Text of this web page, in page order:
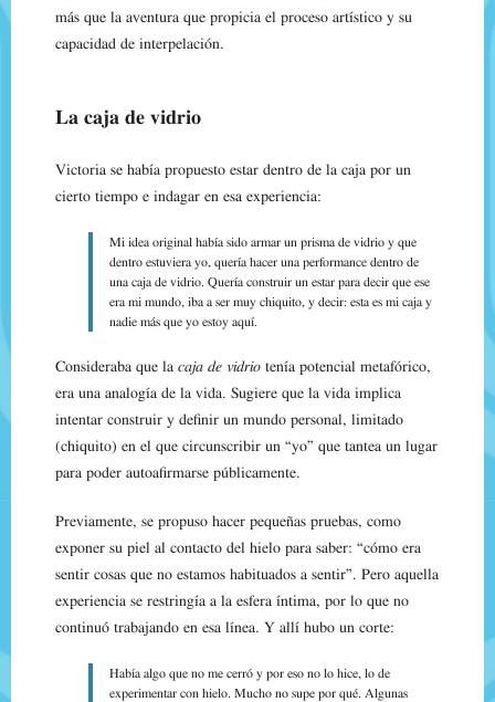
más que la aventura que propicia el proceso artístico y su
capacidad de interpelación.
La caja de vidrio
Victoria se había propuesto estar dentro de la caja por un
cierto tiempo e indagar en esa experiencia:
Mi idea original había sido armar un prisma de vidrio y que
dentro estuviera yo, quería hacer una performance dentro de
una caja de vidrio. Quería construir un estar para decir que ese
era mi mundo, iba a ser muy chiquito, y decir: esta es mi caja y
nadie más que yo estoy aquí.
Consideraba que la caja de vidriotenía potencial metafórico,
era una analogía de la vida. Sugiere que la vida implica
intentar construir y definir un mundo personal, limitado
(chiquito) en el que circunscribir un “yo” que tantea un lugar
para poder autoafirmarse públicamente.
Previamente, se propuso hacer pequeñas pruebas, como
exponer su piel al contacto del hielo para saber: “cómo era
sentir cosas que no estamos habituados a sentir”. Pero aquella
experiencia se restringía a la esfera íntima, por lo que no
continuó trabajando en esa línea. Y allí hubo un corte:
Había algo que no me cerró y por eso no lo hice, lo de
experimentar con hielo. Mucho no supe por qué. Algunas